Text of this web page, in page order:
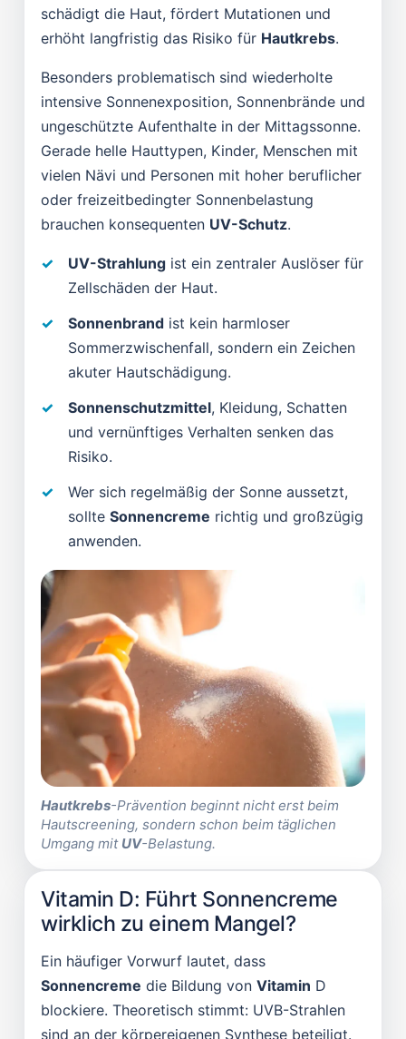
schädigt die Haut, fördert Mutationen und
erhöht langfristig das Risiko für Hautkrebs.
Besonders problematisch sind wiederholte
intensive Sonnenexposition, Sonnenbrände und
ungeschützte Aufenthalte in der Mittagssonne.
Gerade helle Hauttypen, Kinder, Menschen mit
vielen Nävi und Personen mit hoher beruflicher
oder freizeitbedingter Sonnenbelastung
brauchen konsequenten UV-Schutz.
UV-Strahlung ist ein zentraler Auslöser für
Zellschäden der Haut.
Sonnenbrand ist kein harmloser
Sommerzwischenfall, sondern ein Zeichen
akuter Hautschädigung.
Sonnenschutzmittel, Kleidung, Schatten
und vernünftiges Verhalten senken das
Risiko.
Wer sich regelmäßig der Sonne aussetzt,
sollte Sonnencreme richtig und großzügig
anwenden.
Hautkrebs-Prävention beginnt nicht erst beim
Hautscreening, sondern schon beim täglichen
Umgang mit UV-Belastung.
Vitamin D: Führt Sonnencreme
wirklich zu einem Mangel?
Ein häufiger Vorwurf lautet, dass
Sonnencreme die Bildung von Vitamin D
blockiere. Theoretisch stimmt: UVB-Strahlen
sind an der körpereigenen Synthese beteiligt.